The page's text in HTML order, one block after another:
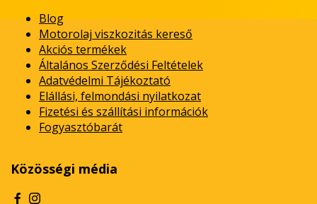
Blog
Motorolaj viszkozitás kereső
Akciós termékek
Általános Szerződési Feltételek
Adatvédelmi Tájékoztató
Elállási, felmondási nyilatkozat
Fizetési és szállítási információk
Fogyasztóbarát
Közösségi média